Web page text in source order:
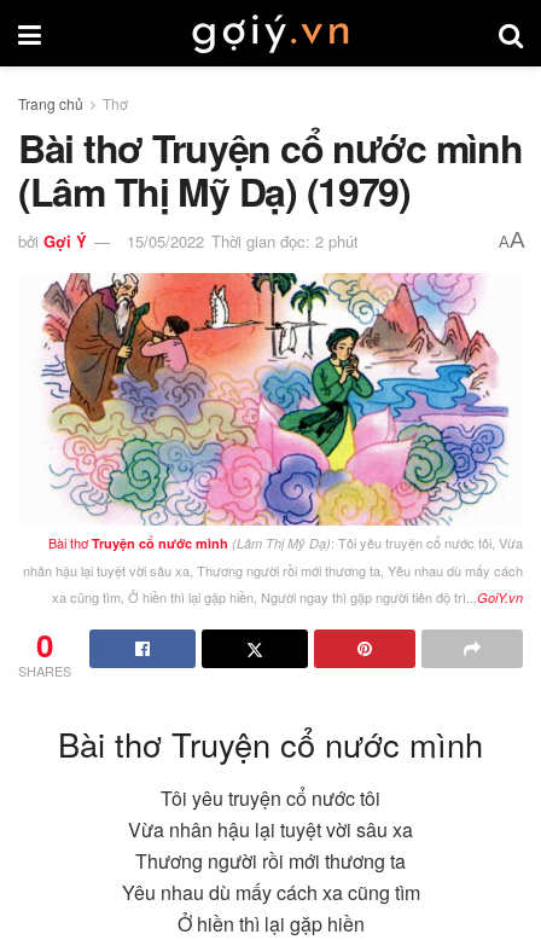
Trang chủ Thơ
Bài thơ Truyện cổ nước mình
(Lâm Thị Mỹ Dạ) (1979)
bởi Gợi Ý 15/05/2022 Thời gian đọc: 2 phút AA
Bài thơTruyện cổ nước mình (Lâm Thị Mỹ Dạ): Tôi yêu truyện cổ nước tôi, Vừa
nhân hậu lại tuyệt vời sâu xa, Thương người rồi mới thương ta, Yêu nhau dù mấy cách
xa cũng tìm, Ở hiền thì lại gặp hiền, Người ngay thì gặp người tiên độ trì... GoiY.vn
0
SHARES
Bài thơ Truyện cổ nước mình
Tôi yêu truyện cổ nước tôi
Vừa nhân hậu lại tuyệt vời sâu xa
Thương người rồi mới thương ta
Yêu nhau dù mấy cách xa cũng tìm
Ở hiền thì lại gặp hiền